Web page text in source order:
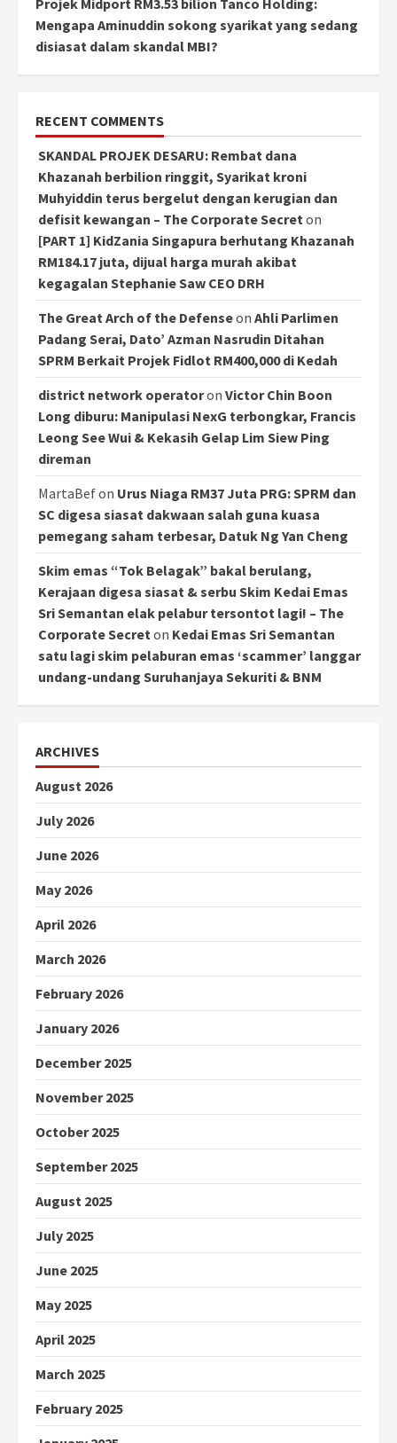
Projek Midport RM3.53 bilion Tanco Holding:
Mengapa Aminuddin sokong syarikat yang sedang
disiasat dalam skandal MBI?
RECENT COMMENTS
SKANDAL PROJEK DESARU: Rembat dana
Khazanah berbilion ringgit, Syarikat kroni
Muhyiddin terus bergelut dengan kerugian dan
defisit kewangan – The Corporate Secreton
[PART 1] KidZania Singapura berhutang Khazanah
RM184.17 juta, dijual harga murah akibat
kegagalan Stephanie Saw CEO DRH
The Great Arch of the Defenseon Ahli Parlimen
Padang Serai, Dato’ Azman Nasrudin Ditahan
SPRM Berkait Projek Fidlot RM400,000 di Kedah
district network operatoron Victor Chin Boon
Long diburu: Manipulasi NexG terbongkar, Francis
Leong See Wui & Kekasih Gelap Lim Siew Ping
direman
MartaBefon Urus Niaga RM37 Juta PRG: SPRM dan
SC digesa siasat dakwaan salah guna kuasa
pemegang saham terbesar, Datuk Ng Yan Cheng
Skim emas “Tok Belagak” bakal berulang,
Kerajaan digesa siasat & serbu Skim Kedai Emas
Sri Semantan elak pelabur tersontot lagi! – The
Corporate Secreton Kedai Emas Sri Semantan
satu lagi skim pelaburan emas ‘scammer’ langgar
undang-undang Suruhanjaya Sekuriti & BNM
ARCHIVES
August 2026
July 2026
June 2026
May 2026
April 2026
March 2026
February 2026
January 2026
December 2025
November 2025
October 2025
September 2025
August 2025
July 2025
June 2025
May 2025
April 2025
March 2025
February 2025